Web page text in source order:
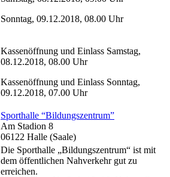
Sonntag, 09.12.2018, 08.00 Uhr
Kassenöffnung und Einlass Samstag,
08.12.2018, 08.00 Uhr
Kassenöffnung und Einlass Sonntag,
09.12.2018, 07.00 Uhr
Sporthalle “Bildungszentrum”
Am Stadion 8
06122 Halle (Saale)
Die Sporthalle „Bildungszentrum“ ist mit
dem öffentlichen Nahverkehr gut zu
erreichen.